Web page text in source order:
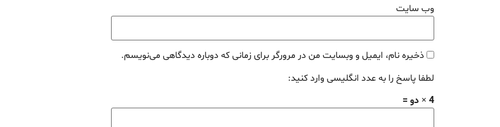
وب‌ سایت
ذخیره نام، ایمیل و وبسایت من در مرورگر برای زمانی که دوباره دیدگاهی می‌نویسم.
لطفا پاسخ را به عدد انگلیسی وارد کنید:
4 × دو =